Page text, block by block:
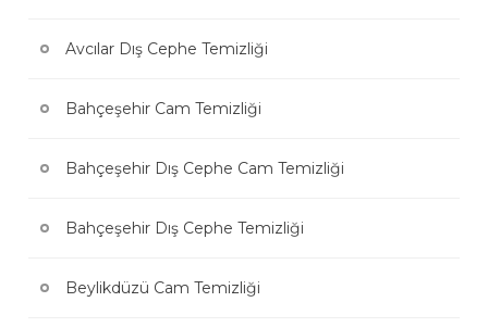
Avcılar Dış Cephe Temizliği
Bahçeşehir Cam Temizliği
Bahçeşehir Dış Cephe Cam Temizliği
Bahçeşehir Dış Cephe Temizliği
Beylikdüzü Cam Temizliği